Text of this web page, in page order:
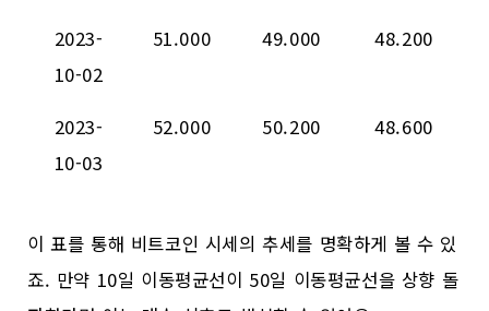
2023-
10-02
51.000 49.000 48.200
2023-
10-03
52.000 50.200 48.600
이 표를 통해 비트코인 시세의 추세를 명확하게 볼 수 있
죠. 만약 10일 이동평균선이 50일 이동평균선을 상향 돌